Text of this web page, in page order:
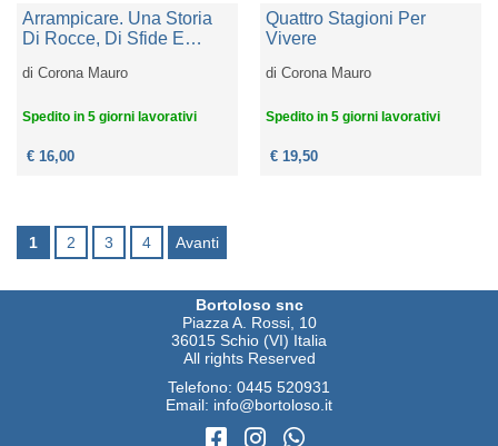
Arrampicare. Una Storia
Di Rocce, Di Sfide E
diCorona Mauro
Spedito in 5 giorni lavorativi
€ 16,00
Quattro Stagioni Per
Vivere
diCorona Mauro
Spedito in 5 giorni lavorativi
€ 19,50
1 2 3 4 Avanti
Bortoloso snc
Piazza A. Rossi, 10
36015 Schio (VI) Italia
All rights Reserved
Telefono: 0445 520931
Email: info@bortoloso.it